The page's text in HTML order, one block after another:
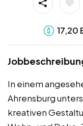
17,20
In einem
Ahrensburg
kreativen